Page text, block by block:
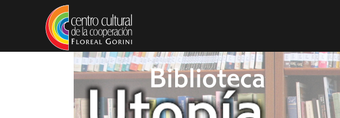
Pasar al contenido principal